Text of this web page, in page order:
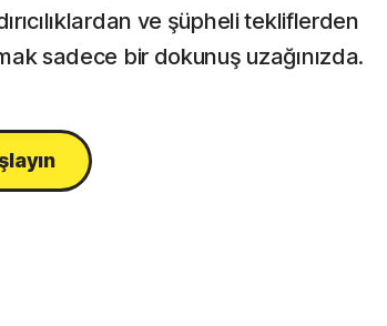
ve şüpheli tekliflerden
sadece bir dokunuş uzağınızda.